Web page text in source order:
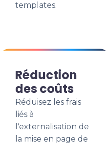
templates.
Réduction
des coûts
Réduisez les frais
liés à
l'externalisation de
la mise en page de